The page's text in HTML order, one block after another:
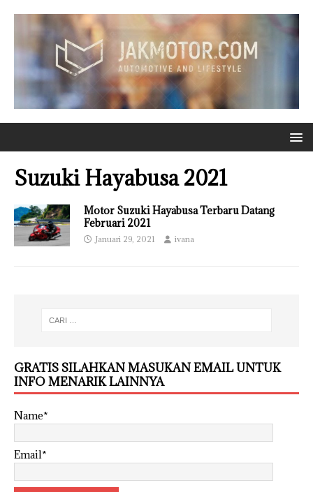
Suzuki Hayabusa 2021
Motor Suzuki Hayabusa Terbaru Datang
Februari 2021
Januari 29, 2021 ivana
GRATIS SILAHKAN MASUKAN EMAIL UNTUK
INFO MENARIK LAINNYA
Name*
Email*